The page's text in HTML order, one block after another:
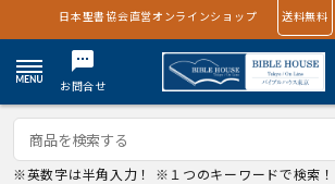
日本聖書協会直営オンラインショップ 送料無料
textsms
お問合せ
※英数字は半角入力！ ※１つのキーワードで検索！